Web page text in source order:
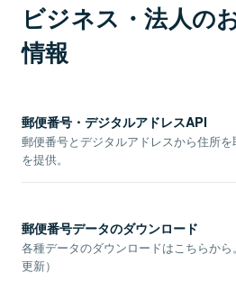
ビジネス・法人の
情報
郵便番号・デジタルアドレスAPI
郵便番号とデジタルアドレスから住所
を提供。
郵便番号データのダウンロード
各種データのダウンロードはこちらから
更新）